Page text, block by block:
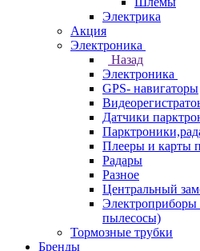
Электрика
Акция
Электроника
Назад
Электроника
GPS- навигаторы
Датчики
Плееры и карты
Радары
Разное
Центральный
Электроприборы
пылесосы)
Тормозные трубки
Бренды